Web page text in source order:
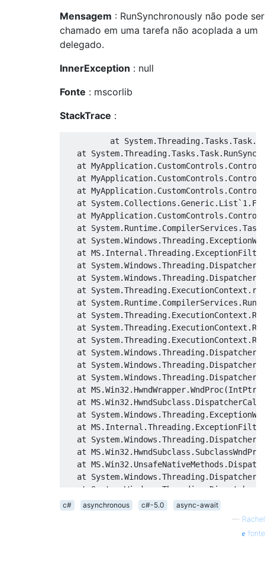
Mensagem : RunSynchronously não pode ser
chamado em uma tarefa não acoplada a um
delegado.
InnerException : null
Fonte : mscorlib
StackTrace :
          at
System.Threading.Tasks .Task.
   at
System.Threading.Tasks .Task.
   at
MyApplication. CustomControls .
   at
MyApplication. CustomControls .
   at
MyApplication. CustomControls .
   at
System. Collections .Generic. List`
   at
MyApplication. CustomControls .
   at
System. Runtime. CompilerServices .
   at
System.Windows .Threading.
   at MS
. Internal .Threading.
   at
System.Windows .Threading.
   at
System.Windows .Threading.
   at
System.Threading. ExecutionContext .
   at
System. Runtime. CompilerServices .
   at
System.Threading. ExecutionContext .
   at
System.Threading. ExecutionContext .
   at
System.Threading. ExecutionContext .
   at
System.Windows .Threading.
   at
System.Windows .Threading. Dispatcher
   at
System.Windows .Threading. Dispatcher
   at MS
.Win32 . HwndWrapper.WndProc(IntPtr
   at MS
.Win32 . HwndSubclass .
   at
System.Windows .Threading.
   at MS
. Internal .Threading.
   at
System.Windows .Threading. Dispatcher
   at MS
.Win32 . HwndSubclass .
   at MS
.Win32 . UnsafeNativeMethods .
   at
System.Windows .Threading. Dispatcher
   at
System Windows Threading Dispatcher
   at
System.Windows.Threading.Dispatcher
   at
System.Windows.Application.
c# asynchronous c#-5.0
async-await
— Rachel
fonte